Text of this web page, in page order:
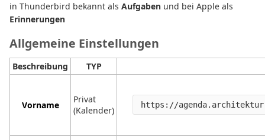
in Thunderbird bekannt als Aufgaben und bei Apple als
Erinnerungen
Allgemeine Einstellungen
Beschreibung TYP
Vorname
Privat
(Kalender)
https://